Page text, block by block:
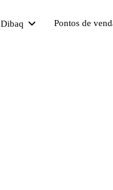
Pontos de